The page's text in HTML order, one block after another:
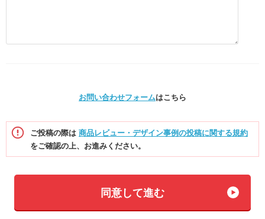
お問い合わせフォームはこちら
ご投稿の際は 商品レビュー・デザイン事例の投稿に関する規約
をご確認の上、お進みください。
同意して進む